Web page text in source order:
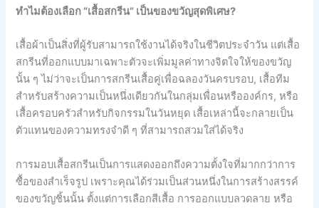
ทำไมต้องเลือก “เสื้อสกรีน” เป็นของขวัญสุดพิเศษ?
เสื้อผ้าเป็นสิ่งที่ผู้รับสามารถใช้งานได้จริงในชีวิตประจำวัน แต่เสื้อ
สกรีนที่ออกแบบมาเฉพาะตัวจะเพิ่มมูลค่าทางจิตใจให้ของขวัญ
นั้น ๆ ไม่ว่าจะเป็นการสกรีนเสื้อคู่เพื่อฉลองวันครบรอบ, เสื้อทีม
สำหรับสร้างความเป็นหนึ่งเดียวกันในกลุ่มเพื่อนหรือองค์กร, หรือ
เสื้อครอบครัวสำหรับกิจกรรมในวันหยุด เสื้อเหล่านี้จะกลายเป็น
ตัวแทนของความทรงจำดี ๆ ที่สามารถสวมใส่ได้จริง
การมอบเสื้อสกรีนเป็นการแสดงออกถึงความตั้งใจที่มากกว่าการ
ซื้อของสำเร็จรูป เพราะคุณได้ร่วมเป็นส่วนหนึ่งในการสร้างสรรค์
ของขวัญชิ้นนั้น ตั้งแต่การเลือกสีเสื้อ การออกแบบลวดลาย หรือ